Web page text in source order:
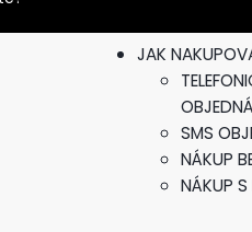
JAK
SMS
NÁKUP
NÁKUP